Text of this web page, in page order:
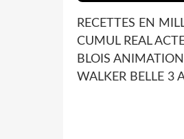
RECETTES EN
CUMUL REAL
BLOIS
WALKER BELLE 3